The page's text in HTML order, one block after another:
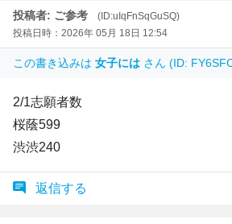
投稿者: ご参考
(ID:uIqFnSqGuSQ)
投稿日時：2026年 05月 18日 12:54
この書き込みは 女子には さん (ID:
2/1志願者数
桜蔭599
渋渋240
返信する